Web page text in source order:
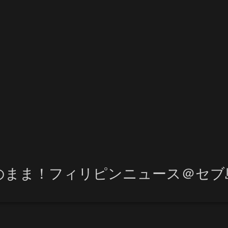
まま！フィリピンニュース＠セブ